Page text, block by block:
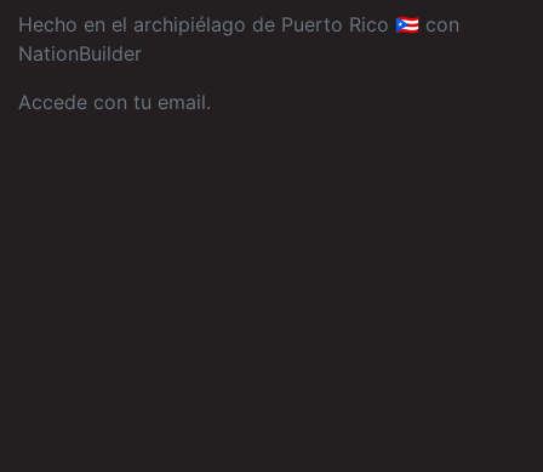
Hecho en el archipiélago de Puerto Rico 🇵🇷 con
NationBuilder
Accede con tu email.